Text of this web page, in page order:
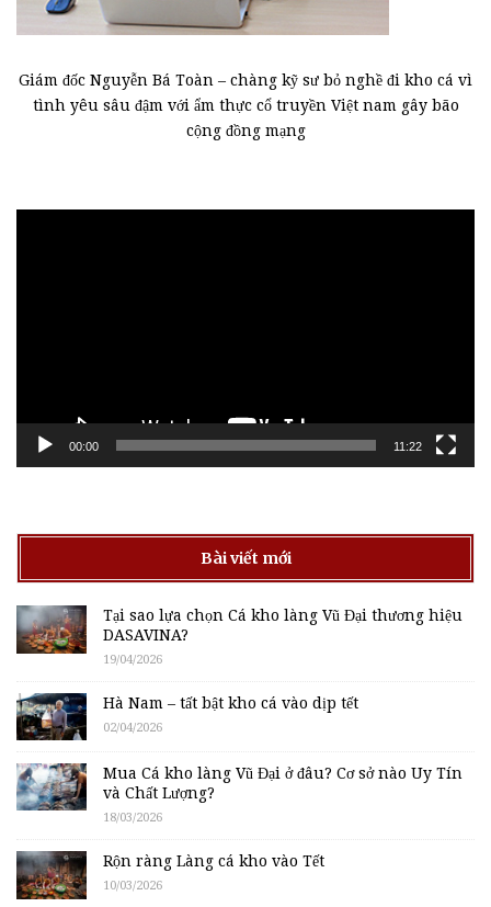
Giám đốc Nguyễn Bá Toàn – chàng kỹ sư bỏ nghề đi kho cá vì
tình yêu sâu đậm với ẩm thực cổ truyền Việt nam gây bão
cộng đồng mạng
00:00 11:22
Bài viết mới
Tại sao lựa chọn Cá kho làng Vũ Đại thương hiệu
DASAVINA?
19/04/2026
Hà Nam – tất bật kho cá vào dịp tết
02/04/2026
Mua Cá kho làng Vũ Đại ở đâu? Cơ sở nào Uy Tín
và Chất Lượng?
18/03/2026
Rộn ràng Làng cá kho vào Tết
10/03/2026